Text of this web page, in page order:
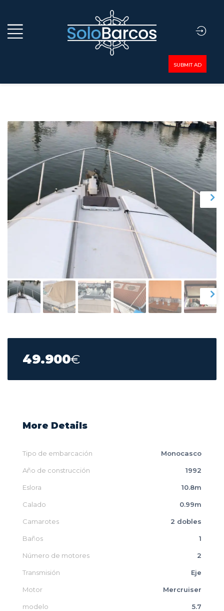
SUBMIT AD
49.900€
More Details
Tipo de embarcación Monocasco
Año de construcción 1992
Eslora 10.8m
Calado 0.99m
Camarotes 2 dobles
Baños 1
Número de motores 2
Transmisión Eje
Motor Mercruiser
modelo 5.7